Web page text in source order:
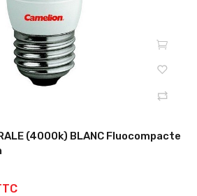
(4000k) BLANC Fluocompacte